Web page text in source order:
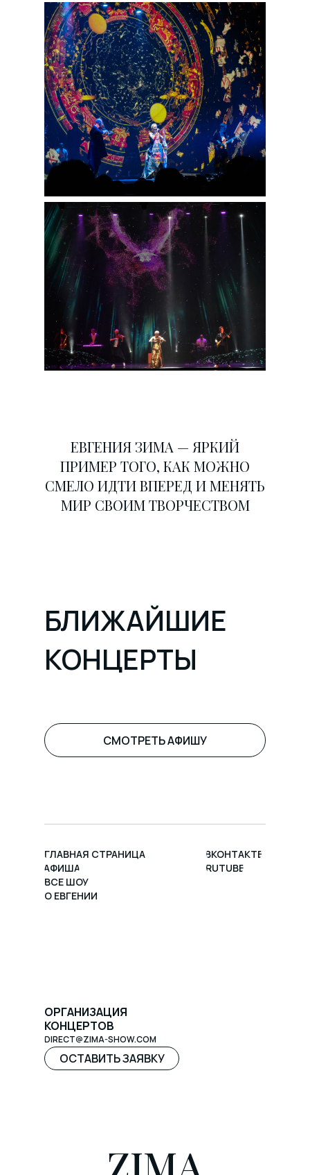
ЕВГЕНИЯ ЗИМА — ЯРКИЙ
ПРИМЕР ТОГО, КАК МОЖНО
СМЕЛО ИДТИ ВПЕРЕД И МЕНЯТЬ
МИР СВОИМ ТВОРЧЕСТВОМ
БЛИЖАЙШИЕ
КОНЦЕРТЫ
СМОТРЕТЬ АФИШУ
ГЛАВНАЯ СТРАНИЦА
АФИША
ВСЕ ШОУ
О ЕВГЕНИИ
ВКОНТАКТЕ
RUTUBE
ОРГАНИЗАЦИЯ
КОНЦЕРТОВ
DIRECT@ZIMA-SHOW.COM
ОСТАВИТЬ ЗАЯВКУ